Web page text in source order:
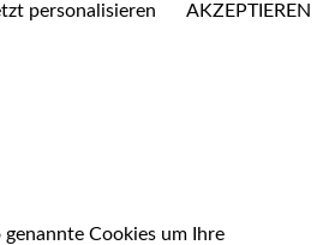
personalisieren
AKZEPTIEREN
Cookies um Ihre